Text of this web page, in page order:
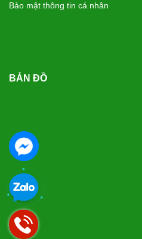
Bảo mật thông tin cá nhân
BẢN ĐỒ